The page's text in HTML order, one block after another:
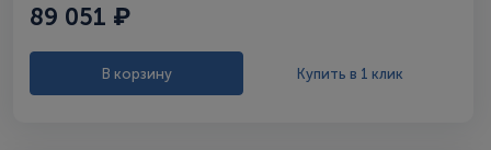
89 051 ₽
В корзину Купить в 1 клик